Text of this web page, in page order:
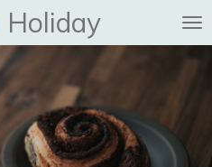
Holiday